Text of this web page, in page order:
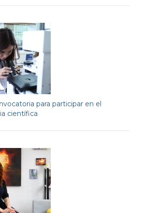
para participar en el
científica